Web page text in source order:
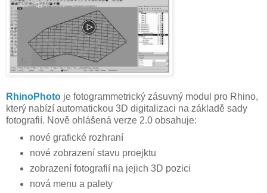
RhinoPhoto je fotogrammetrický zásuvný modul pro Rhino,
který nabízí automatickou 3D digitalizaci na základě sady
fotografií. Nově ohlášená verze 2.0 obsahuje:
nové grafické rozhraní
nové zobrazení stavu proejktu
zobrazení fotografií na jejich 3D pozici
nová menu a palety